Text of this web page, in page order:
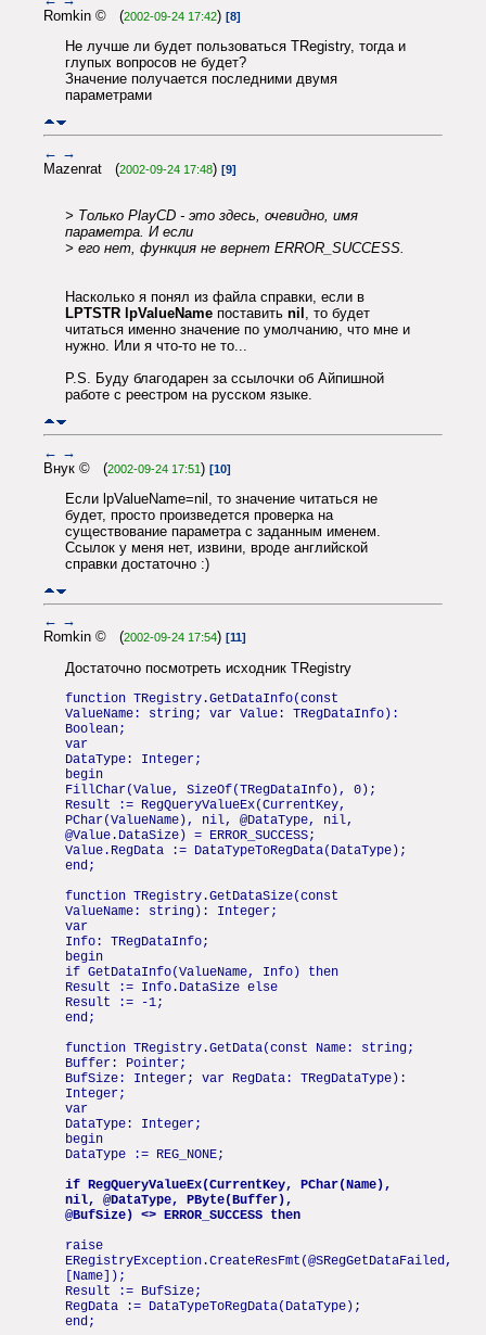
Romkin © (2002-09-24 17:42) [8]
Не лучше ли будет пользоваться TRegistry, тогда и
глупых вопросов не будет?
Значение получается последними двумя
параметрами
← →
Mazenrat (2002-09-24 17:48) [9]
> Только PlayCD - это здесь, очевидно, имя
параметра. И если
> его нет, функция не вернет ERROR_SUCCESS.
Насколько я понял из файла справки, если в
LPTSTR lpValueName поставить nil
, то будет
читаться именно значение по умолчанию, что мне и
нужно. Или я что-то не то...
P.S. Буду благодарен за ссылочки об Айпишной
работе с реестром на русском языке.
← →
Внук © (2002-09-24 17:51) [10]
Если lpValueName=nil, то значение читаться не
будет, просто произведется проверка на
существование параметра с заданным именем.
Ссылок у меня нет, извини, вроде английской
справки достаточно :)
← →
Romkin © (2002-09-24 17:54) [11]
Достаточно посмотреть исходник TRegistry
function TRegistry.GetDataInfo(const
ValueName: string; var Value: TRegDataInfo):
Boolean;
var
DataType: Integer;
begin
FillChar(Value, SizeOf(TRegDataInfo), 0);
Result := RegQueryValueEx(CurrentKey,
PChar(ValueName), nil, @DataType, nil,
@Value.DataSize) = ERROR_SUCCESS;
Value.RegData := DataTypeToRegData(DataType);
end;
function TRegistry.GetDataSize(const
ValueName: string): Integer;
var
Info: TRegDataInfo;
begin
if GetDataInfo(ValueName, Info) then
Result := Info.DataSize else
Result := -1;
end;
function TRegistry.GetData(const Name: string;
Buffer: Pointer;
BufSize: Integer; var RegData: TRegDataType):
Integer;
var
DataType: Integer;
begin
DataType := REG_NONE;
if RegQueryValueEx(CurrentKey, PChar(Name),
nil, @DataType, PByte(Buffer),
@BufSize) <> ERROR_SUCCESS then
raise
ERegistryException.CreateResFmt(@SRegGetDataFailed,
[Name]);
Result := BufSize;
RegData := DataTypeToRegData(DataType);
end;